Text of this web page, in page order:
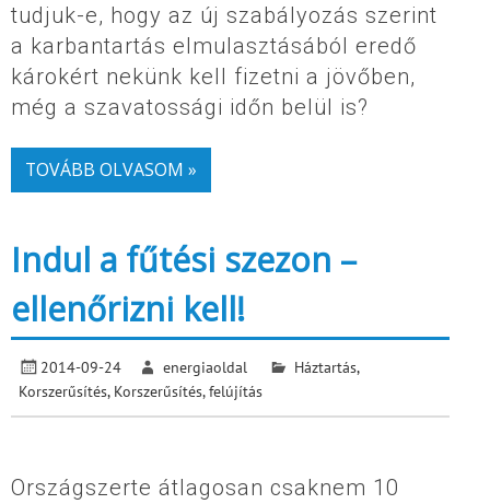
tudjuk-e, hogy az új szabályozás szerint
a karbantartás elmulasztásából eredő
károkért nekünk kell fizetni a jövőben,
még a szavatossági időn belül is?
TOVÁBB OLVASOM »
Indul a fűtési szezon –
ellenőrizni kell!
2014-09-24 energiaoldal Háztartás,
Korszerűsítés, Korszerűsítés, felújítás
Országszerte átlagosan csaknem 10